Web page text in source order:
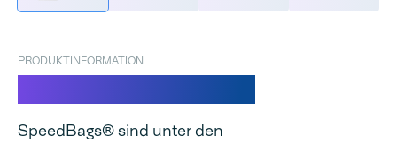
PRODUKTINFORMATION
SpeedBags® sind unter den